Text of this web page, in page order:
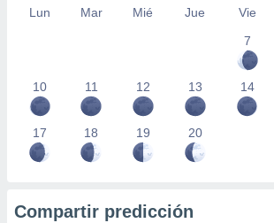
Lun Mar Mié Jue Vie
7
10 11 12 13 14
17 18 19 20
Compartir predicción